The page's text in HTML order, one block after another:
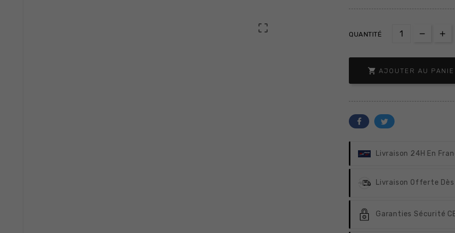

QUANTITÉ
 AJOUTER AU
Livraison 24H En
Livraison Offerte
Garanties Sécurité